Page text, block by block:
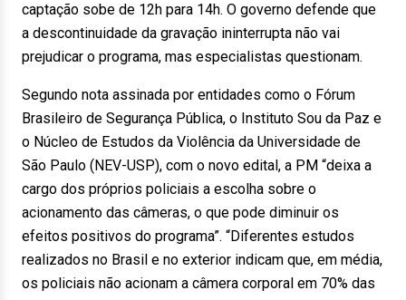
captação sobe de 12h para 14h. O governo defende que
a descontinuidade da gravação ininterrupta não vai
prejudicar o programa, mas especialistas questionam.
Segundo nota assinada por entidades como o Fórum
Brasileiro de Segurança Pública, o Instituto Sou da Paz e
o Núcleo de Estudos da Violência da Universidade de
São Paulo (NEV-USP), com o novo edital, a PM “deixa a
cargo dos próprios policiais a escolha sobre o
acionamento das câmeras, o que pode diminuir os
efeitos positivos do programa”. “Diferentes estudos
realizados no Brasil e no exterior indicam que, em média,
os policiais não acionam a câmera corporal em 70% das